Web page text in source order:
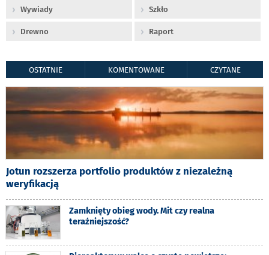
Wywiady Szkło
Drewno Raport
OSTATNIE KOMENTOWANE CZYTANE
Jotun rozszerza portfolio produktów z niezależną
weryfikacją
Zamknięty obieg wody. Mit czy realna
teraźniejszość?